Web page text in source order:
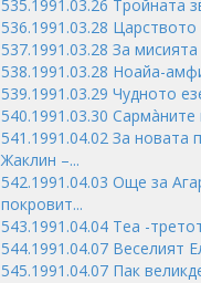
535.1991.03.26 Тройната
536.1991.03.28
537.1991.03.28 За
538.1991.03.28 Ноайа-
539.1991.03.29 Чудното
540.1991.03.30 Сармàните
541.1991.04.02 За новата
Жаклин –...
542.1991.04.03 Още за
покровит...
543.1991.04.04 Теа -
544.1991.04.07 Веселият
545.1991.04.07 Пак